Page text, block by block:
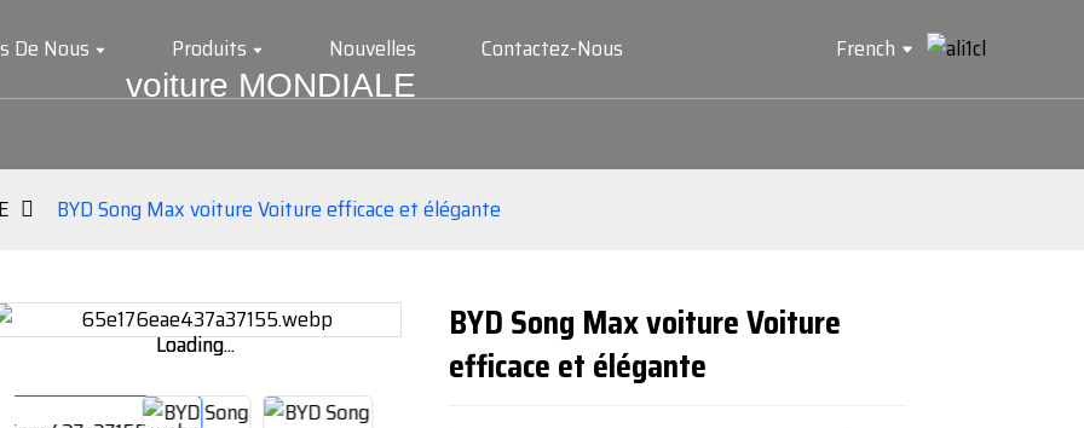
De Nous Produits Nouvelles Contactez-Nous French
voiture MONDIALE
BYD Song Max voiture Voiture efficace et élégante
Loading...
Loading...
Loading...
Loading...
BYD Song Max voiture Voiture
efficace et élégante